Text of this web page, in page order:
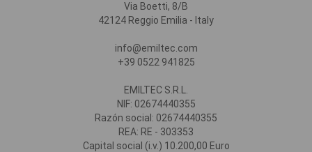
Via Boetti, 8/B
42124 Reggio Emilia - Italy
info@emiltec.com
+39 0522 941825
EMILTEC S.R.L.
NIF: 02674440355
Razón social: 02674440355
REA: RE - 303353
Capital social (i.v.) 10.200,00 Euro